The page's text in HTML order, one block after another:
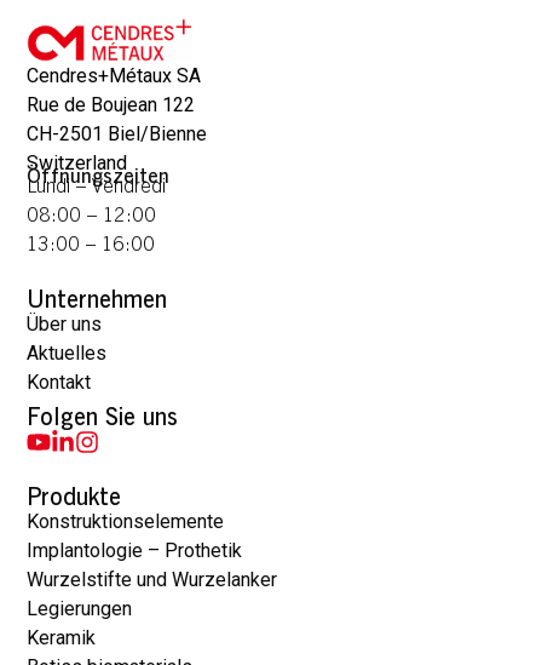
Cendres+Métaux SA
Rue de Boujean 122
CH-2501 Biel/Bienne
Switzerland
Öffnungszeiten
Lundi – Vendredi
08:00 – 12:00
13:00 – 16:00
Unternehmen
Über uns
Aktuelles
Kontakt
Folgen Sie uns
Produkte
Konstruktionselemente
Implantologie – Prothetik
Wurzelstifte und Wurzelanker
Legierungen
Keramik